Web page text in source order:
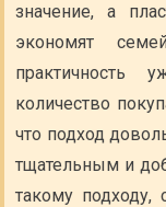
значение, а
экономят
практичность
количество
что подход
тщательным и
такому подходу,